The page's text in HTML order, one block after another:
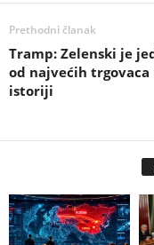
Prethodni članak
Tramp: Zelenski je
od najvećih trgovaca
istoriji